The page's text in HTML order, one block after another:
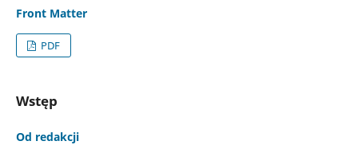
Front Matter
PDF
Wstęp
Od redakcji